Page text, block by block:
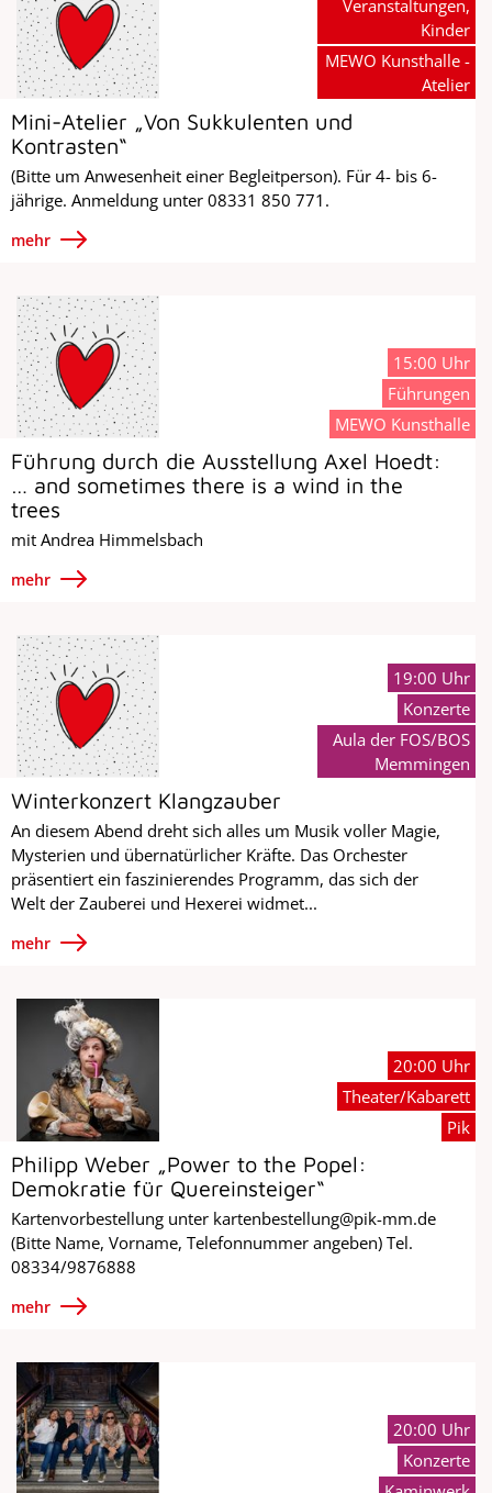
Mini-Atelier „Von Sukkulenten und
Kontrasten“
(Bitte um Anwesenheit einer Begleitperson). Für 4- bis 6-
jährige. Anmeldung unter 08331 850 771.
mehr
Veranstaltungen,
Kinder
MEWO Kunsthalle -
Atelier
Führung durch die Ausstellung Axel Hoedt:
… and sometimes there is a wind in the
trees
mit Andrea Himmelsbach
mehr
15:00 Uhr
Führungen
MEWO Kunsthalle
Winterkonzert Klangzauber
An diesem Abend dreht sich alles um Musik voller Magie,
Mysterien und übernatürlicher Kräfte. Das Orchester
präsentiert ein faszinierendes Programm, das sich der
Welt der Zauberei und Hexerei widmet...
mehr
19:00 Uhr
Konzerte
Aula der FOS/BOS
Memmingen
Philipp Weber „Power to the Popel:
Demokratie für Quereinsteiger“
Kartenvorbestellung unter kartenbestellung@pik-mm.de
(Bitte Name, Vorname, Telefonnummer angeben) Tel.
08334/9876888
mehr
20:00 Uhr
Theater/Kabarett
Pik
20:00 Uhr
Konzerte